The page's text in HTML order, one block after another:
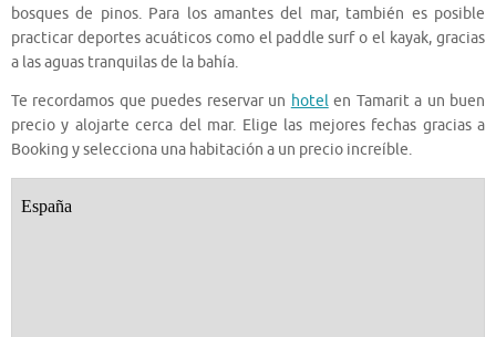
bosques de pinos. Para los amantes del mar, también es posible
practicar deportes acuáticos como el paddle surf o el kayak, gracias
a las aguas tranquilas de la bahía.
Te recordamos que puedes reservar un hotelen Tamarit a un buen
precio y alojarte cerca del mar. Elige las mejores fechas gracias a
Booking y selecciona una habitación a un precio increíble.